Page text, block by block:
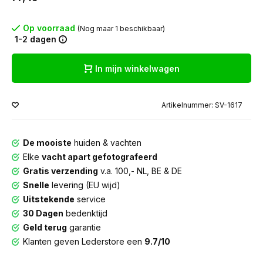
Op voorraad (Nog maar 1 beschikbaar)
1-2 dagen
In mijn winkelwagen
Artikelnummer: SV-1617
De mooiste huiden & vachten
Elke vacht apart gefotografeerd
Gratis verzending v.a. 100,- NL, BE & DE
Snelle levering (EU wijd)
Uitstekende service
30 Dagen bedenktijd
Geld terug garantie
Klanten geven Lederstore een 9.7/10